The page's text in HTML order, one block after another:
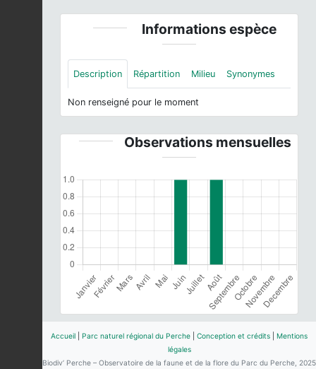
Informations espèce
Description Répartition Milieu Synonymes
Non renseigné pour le moment
Observations mensuelles
Accueil Parc naturel régional du Perche Conception et crédits
Mentions
légales
Biodiv’ Perche – Observatoire de la faune et de la flore du Parc du Perche, 2025